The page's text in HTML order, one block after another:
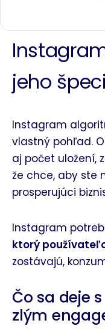
jeho
Instagram
vlastný pohľad.
aj počet uložení,
že chce, aby ste
prosperujúci
Instagram
ktorý
zostávajú,
Čo sa deje
zlým